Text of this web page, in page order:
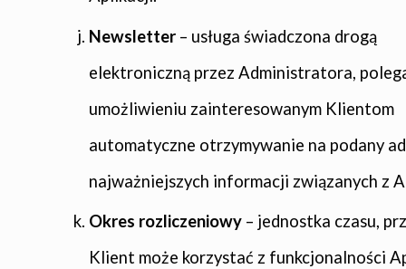
Newsletter– usługa świadczona drogą
elektroniczną przez Administratora,
umożliwieniu zainteresowanym Klientom
automatyczne otrzymywanie na podany
najważniejszych informacji związanych z
Okres rozliczeniowy– jednostka czasu,
Klient może korzystać z funkcjonalności